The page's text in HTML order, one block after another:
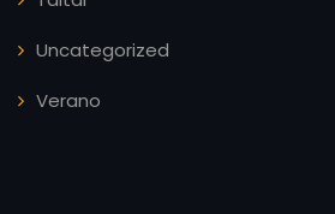
Uncategorized
Verano